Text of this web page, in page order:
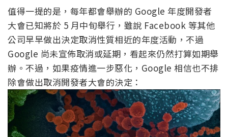
值得一提的是，每年都會舉辦的 Google 年度開發者
大會已知將於 5 月中旬舉行，雖說 Facebook 等其他
公司早早做出決定取消性質相近的年度活動，不過
Google 尚未宣佈取消或延期，看起來仍然打算如期舉
辦。不過，如果疫情進一步惡化，Google 相信也不排
除會做出取消開發者大會的決定：